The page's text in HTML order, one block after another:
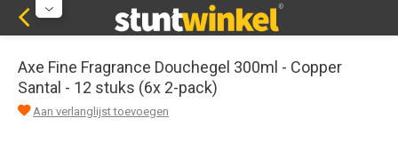
Axe Fine Fragrance Douchegel 300ml - Copper
Santal - 12 stuks (6x 2-pack)
Aan verlanglijst toevoegen